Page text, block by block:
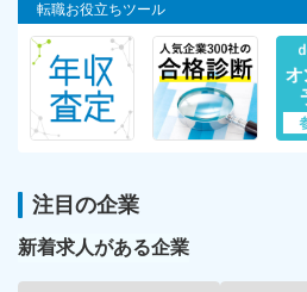
転職お役立ちツール
注目の企業
新着求人がある企業